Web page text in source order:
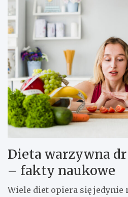
Dieta warzywna
– fakty naukowe
Wiele diet opiera się jedynie